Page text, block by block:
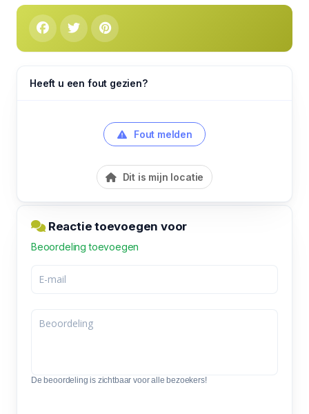
Heeft u een fout gezien?
Fout melden
Dit is mijn locatie
Reactie toevoegen voor
Beoordeling toevoegen
De beoordeling is zichtbaar voor alle bezoekers!